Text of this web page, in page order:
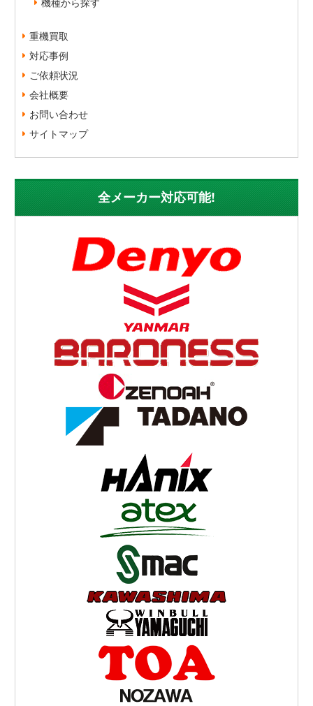
重機買取
対応事例
ご依頼状況
会社概要
お問い合わせ
サイトマップ
全メーカー対応可能!